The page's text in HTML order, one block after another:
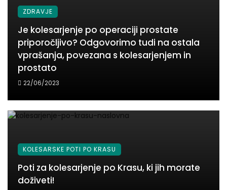
ZDRAVJE
Je kolesarjenje po operaciji prostate
priporočljivo? Odgovorimo tudi na ostala
vprašanja, povezana s kolesarjenjem in
prostato
22/06/2023
KOLESARSKE POTI PO KRASU
Poti za kolesarjenje po Krasu, ki jih morate
doživeti!